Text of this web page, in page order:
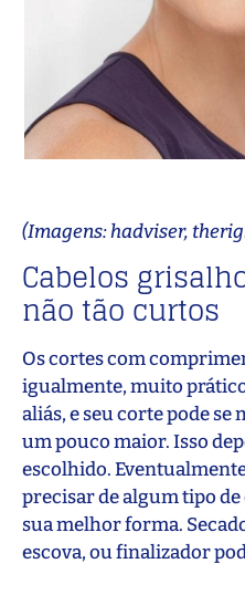
(Imagens: hadviser,
Cabelos
não tão curtos
Os cortes com
igualmente, muito
aliás, e seu corte pode
um pouco maior. Isso
escolhido.
precisar de algum tipo
sua melhor forma.
escova, ou finalizador